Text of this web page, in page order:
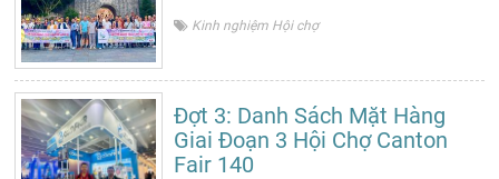
Kinh nghiệm Hội chợ
Đợt 3: Danh Sách Mặt Hàng
Giai Đoạn 3 Hội Chợ Canton
Fair 140